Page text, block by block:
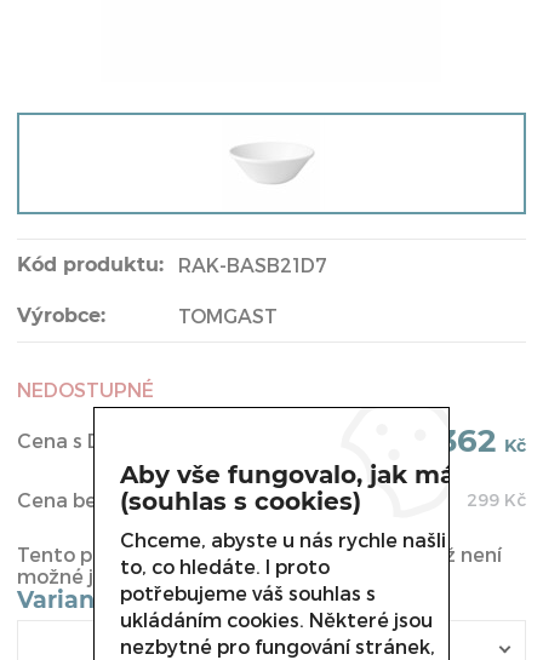
Kód produktu: RAK-BASB21D7
Výrobce: TOMGAST
NEDOSTUPNÉ
Cena s DPH: 362 Kč
Cena bez DPH: 299 Kč
Tento produkt byl vyřazen z naší nabídky a již není
možné jej u nás koupit.
Varianta
Aby vše fungovalo, jak má
(souhlas s cookies)
Chceme, abyste u nás rychle našli
to, co hledáte. I proto
potřebujeme váš souhlas s
ukládáním cookies. Některé jsou
nezbytné pro fungování stránek,